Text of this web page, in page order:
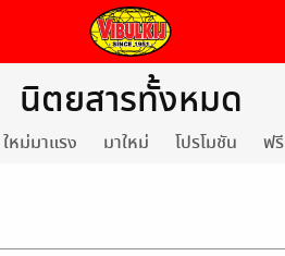
นิตยสารทั้งหมด
ใหม่มาแรง มาใหม่ โปรโมชัน ฟ